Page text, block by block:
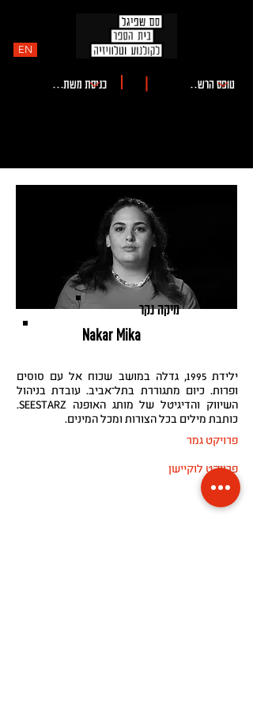
EN
מיקה נקר
Nakar Mika
ילידת 1995, גדלה במושב שכוח אל עם סוסים
ופרות. כיום מתגוררת בתל־אביב. עובדת בניהול
השיווק והדיגיטל של מותג האופנה SEESTARZ.
כותבת מילים בכל הצורות ומכל המינים.
פרויקט גמר
פרויקט לוקיישן